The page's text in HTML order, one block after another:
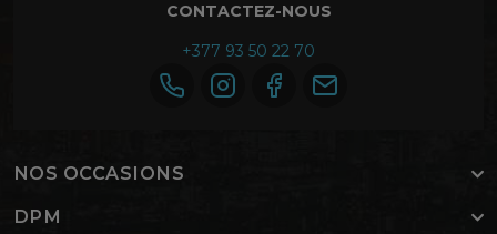
CONTACTEZ-NOUS
+377 93 50 22 70
NOS OCCASIONS
DPM